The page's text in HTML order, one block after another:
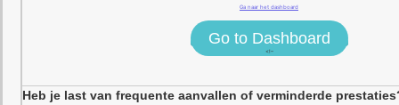
Ga naar het dashboard
Go to Dashboard
<!–
Heb je last van frequente aanvallen of verminderde